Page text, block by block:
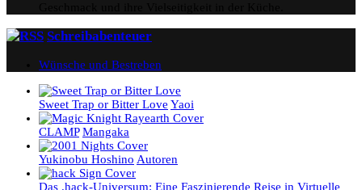
Schreibabenteuer
Wünsche und Bestreben
Sweet Trap or Bitter Love Yaoi
CLAMP Mangaka
Yukinobu Hoshino Autoren
Das .hack-Universum: Eine Faszinierende Reise in Virtuelle